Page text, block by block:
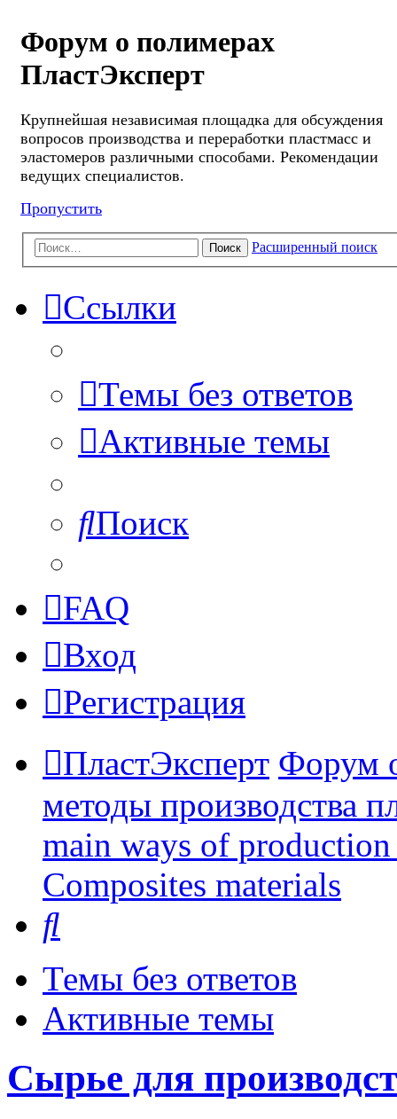
Форум о полимерах
ПластЭксперт
Крупнейшая независимая площадка для обсуждения
вопросов производства и переработки пластмасс и
эластомеров различными способами. Рекомендации
ведущих специалистов.
Пропустить
Поиск Расширенный поиск
Ссылки
Темы без ответов
Активные темы
Поиск
FAQ
Вход
Регистрация
ПластЭксперт Форум
методы производства
main ways of
Сomposites materials
Темы без ответов
Активные темы
Сырье для